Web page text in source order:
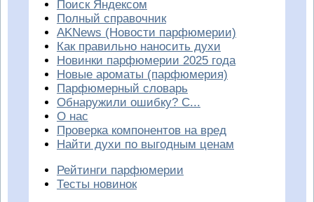
Поиск Яндексом
Полный справочник
AKNews (Новости парфюмерии)
Как правильно наносить духи
Новинки парфюмерии 2025 года
Новые ароматы (парфюмерия)
Парфюмерный словарь
Обнаружили ошибку? С...
О нас
Проверка компонентов на вред
Найти духи по выгодным ценам
Рейтинги парфюмерии
Тесты новинок